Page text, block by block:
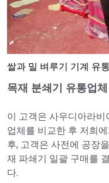
쌀과 밀 벼루기 기계 유
목재 분쇄기 유통업체
이 고객은 사우디아라
업체를 비교한 후 저희
후, 고객은 사전에 공장
재 파쇄기 일괄 구매를
다.